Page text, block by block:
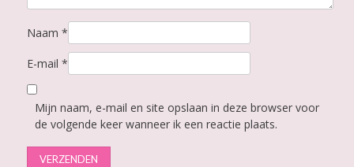
Naam *
E-mail *
Mijn naam, e-mail en site opslaan in deze browser voor
de volgende keer wanneer ik een reactie plaats.